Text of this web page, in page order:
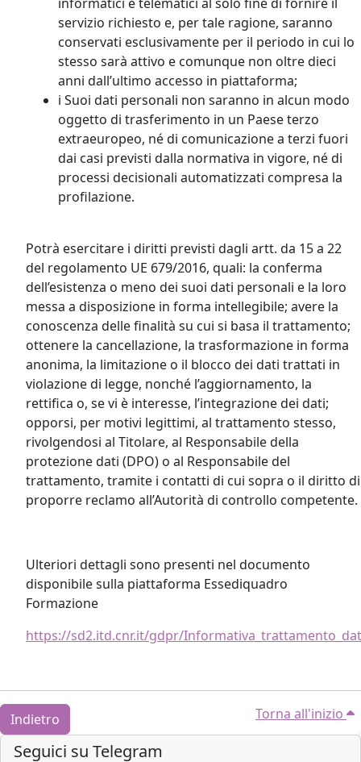
servizio richiesto e, per tale ragione, saranno
conservati esclusivamente per il periodo in cui lo
stesso sarà attivo e comunque non oltre dieci
anni dall’ultimo accesso in piattaforma;
i Suoi dati personali non saranno in alcun modo
oggetto di trasferimento in un Paese terzo
extraeuropeo, né di comunicazione a terzi fuori
dai casi previsti dalla normativa in vigore, né di
processi decisionali automatizzati compresa la
profilazione.
Potrà esercitare i diritti previsti dagli artt. da 15 a 22
del regolamento UE 679/2016, quali: la conferma
dell’esistenza o meno dei suoi dati personali e la loro
messa a disposizione in forma intellegibile; avere la
conoscenza delle finalità su cui si basa il trattamento;
ottenere la cancellazione, la trasformazione in forma
anonima, la limitazione o il blocco dei dati trattati in
violazione di legge, nonché l’aggiornamento, la
rettifica o, se vi è interesse, l’integrazione dei dati;
opporsi, per motivi legittimi, al trattamento stesso,
rivolgendosi al Titolare, al Responsabile della
protezione dati (DPO) o al Responsabile del
trattamento, tramite i contatti di cui sopra o il diritto di
proporre reclamo all’Autorità di controllo competente.
Ulteriori dettagli sono presenti nel documento
disponibile sulla piattaforma Essediquadro
Formazione
https://sd2.itd.cnr.it/gdpr/
Indietro Torna all'inizio
Blocchi
Salta Seguici su Telegram
Seguici su Telegram